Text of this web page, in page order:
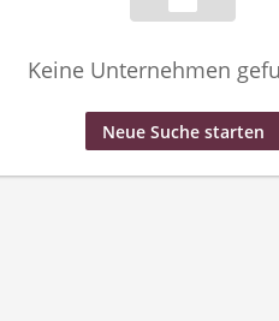
Keine Unternehmen
Neue Suche starten